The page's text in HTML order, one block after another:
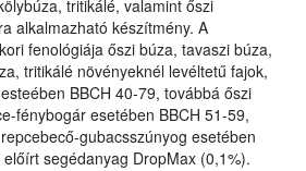
tritikálé, valamint őszi
alkalmazható készítmény. A
fenológiája őszi búza, tavaszi búza,
tritikálé növényeknél levéltetű fajok,
BBCH 40-79, továbbá őszi
fénybogár esetében BBCH 51-59,
gubacsszúnyog esetében
segédanyag DropMax (0,1%).